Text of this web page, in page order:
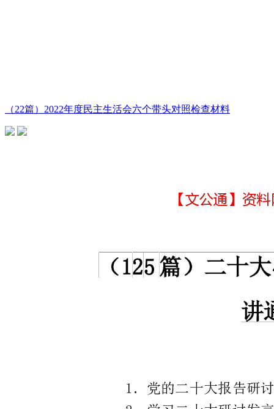
（22篇）2022年度民主生活会六个带头对照检查材料